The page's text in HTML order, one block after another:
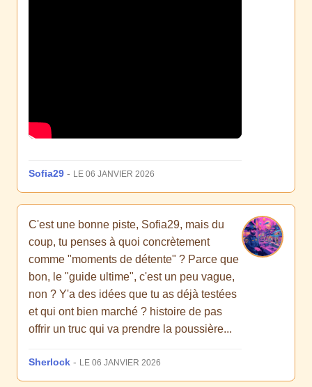
Sofia29 - LE 06 JANVIER 2026
C'est une bonne piste, Sofia29, mais du
coup, tu penses à quoi concrètement
comme "moments de détente" ? Parce que
bon, le "guide ultime", c'est un peu vague,
non ? Y'a des idées que tu as déjà testées
et qui ont bien marché ? histoire de pas
offrir un truc qui va prendre la poussière...
Sherlock - LE 06 JANVIER 2026